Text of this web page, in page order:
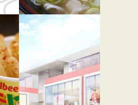
宿店
らーめん屋